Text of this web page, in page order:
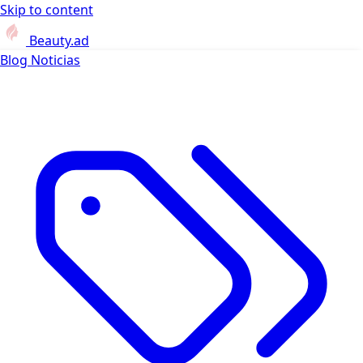
Skip to content
Beauty.ad
Blog Noticias